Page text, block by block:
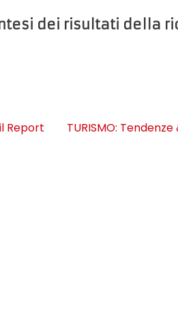
dei risultati della
Report
TURISMO: